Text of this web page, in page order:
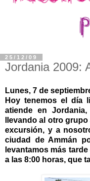
25/12/09
Jordania 2009:
Lunes, 7 de
Hoy tenemos el día
atiende en
llevando al otro
excursión, y a
ciudad de Ammán
levantamos más
a las 8:00 horas, que